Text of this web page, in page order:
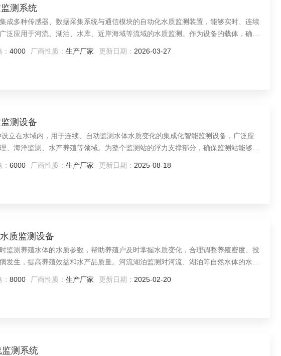
测系统
成多种传感器、数据采集系统与通信模块的自动化水质监测装置，能够实时、连续
泛应用于河流、湖泊、水库、近岸海域等流域的水质监测。作为设备的载体，确保
4000 厂商性质： 生产厂家 更新日期： 2026-03-27
测设备
立在水域内，用于连续、自动监测水体水质变化的集成化智能监测设备，广泛应
、海洋监测、水产养殖等领域。为整个监测站的浮力支撑部分，确保监测站能够漂
6000 厂商性质： 生产厂家 更新日期： 2025-08-18
质监测设备
监测养殖水体的水质参数，帮助养殖户及时掌握水质变化，合理调整养殖密度、投
发生，提高养殖效益和水产品质量。河流湖泊监测对河流、湖泊等自然水体的水质
8000 厂商性质： 生产厂家 更新日期： 2025-02-20
测系统